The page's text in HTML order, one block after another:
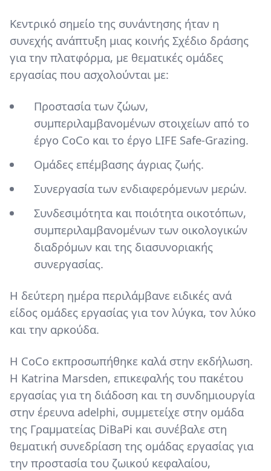
Κεντρικό σημείο της συνάντησης ήταν η
συνεχής ανάπτυξη μιας κοινής Σχέδιο δράσης
για την πλατφόρμα, με θεματικές ομάδες
εργασίας που ασχολούνται με:
Προστασία των ζώων,
συμπεριλαμβανομένων στοιχείων από το
έργο CoCo και το έργο LIFE Safe-Grazing.
Ομάδες επέμβασης άγριας ζωής.
Συνεργασία των ενδιαφερόμενων μερών.
Συνδεσιμότητα και ποιότητα οικοτόπων,
συμπεριλαμβανομένων των οικολογικών
διαδρόμων και της διασυνοριακής
συνεργασίας.
Η δεύτερη ημέρα περιλάμβανε ειδικές ανά
είδος ομάδες εργασίας για τον λύγκα, τον λύκο
και την αρκούδα.
Η CoCo εκπροσωπήθηκε καλά στην εκδήλωση.
Η Katrina Marsden, επικεφαλής του πακέτου
εργασίας για τη διάδοση και τη συνδημιουργία
στην έρευνα adelphi, συμμετείχε στην ομάδα
της Γραμματείας DiBaPi και συνέβαλε στη
θεματική συνεδρίαση της ομάδας εργασίας για
την προστασία του ζωικού κεφαλαίου,